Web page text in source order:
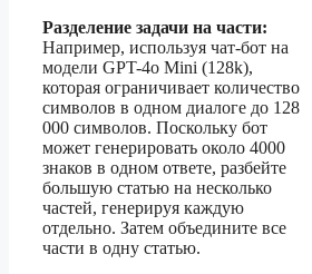
Разделение задачи на части:
Например, используя чат-бот на
модели GPT-4o Mini (128k),
которая ограничивает количество
символов в одном диалоге до 128
000 символов. Поскольку бот
может генерировать около 4000
знаков в одном ответе, разбейте
большую статью на несколько
частей, генерируя каждую
отдельно. Затем объедините все
части в одну статью.